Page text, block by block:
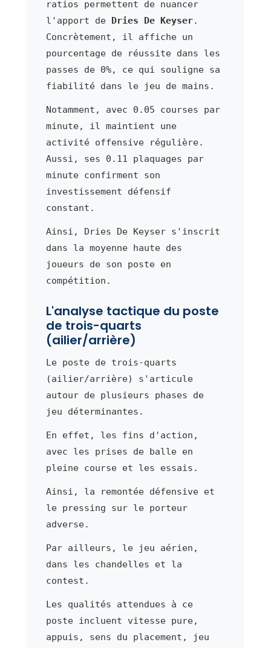
ratios permettent de nuancer
l'apport de
Dries De Keyser.
Concrètement, il affiche un
pourcentage de réussite dans les
passes de 0%, ce qui souligne sa
fiabilité dans le jeu de mains.
Notamment, avec 0.05 courses par
minute, il maintient une
activité offensive régulière.
Aussi, ses 0.11 plaquages par
minute confirment son
investissement défensif
constant.
Ainsi, Dries De Keyser s'inscrit
dans la moyenne haute des
joueurs de son poste en
compétition.
L'analyse tactique du poste
de trois-quarts
(ailier/arrière)
Le poste de trois-quarts
(ailier/arrière) s'articule
autour de plusieurs phases de
jeu déterminantes.
En effet, les fins d'action,
avec les prises de balle en
pleine course et les essais.
Ainsi, la remontée défensive et
le pressing sur le porteur
adverse.
Par ailleurs, le jeu aérien,
dans les chandelles et la
contest.
Les qualités attendues à ce
poste incluent vitesse pure,
appuis, sens du placement, jeu